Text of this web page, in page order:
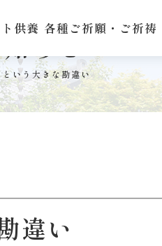
供養 各種ご祈願・ご祈祷
らせ
いう大きな勘違い
違い